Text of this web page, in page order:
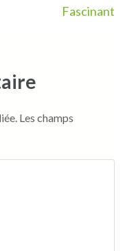
Fascinant
Les champs